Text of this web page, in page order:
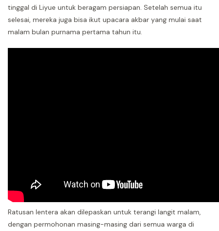
tinggal di Liyue untuk beragam persiapan. Setelah semua itu
selesai, mereka juga bisa ikut upacara akbar yang mulai saat
malam bulan purnama pertama tahun itu.
Ratusan lentera akan dilepaskan untuk terangi langit malam,
dengan permohonan masing-masing dari semua warga di